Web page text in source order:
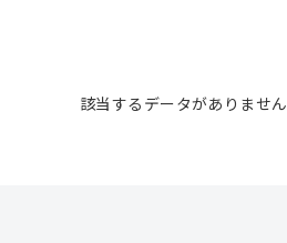
該当するデータがありません